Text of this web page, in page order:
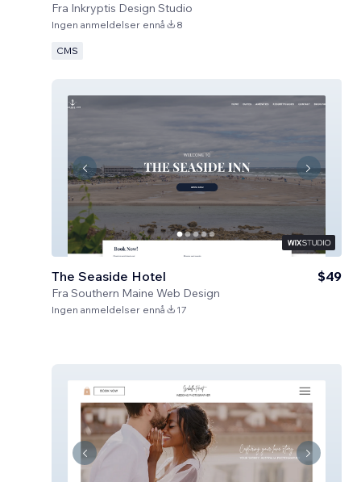
Fra Inkryptis Design Studio
Ingen anmeldelser ennå 8
CMS
The Seaside Hotel
Fra Southern Maine Web Design
$49
Ingen anmeldelser ennå 17